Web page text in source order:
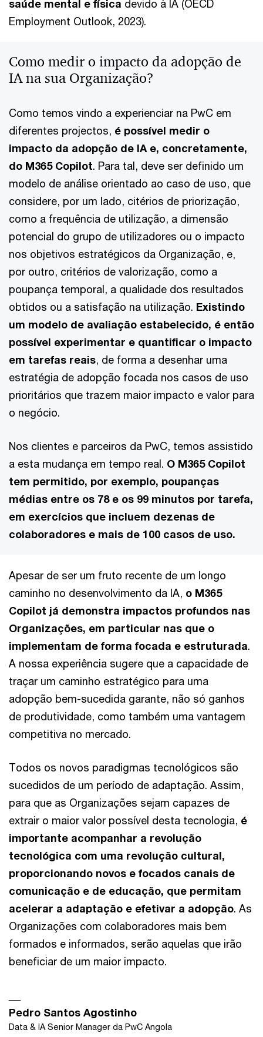
saúde mental e física devido à IA (OECD
Employment Outlook, 2023).
Como medir o impacto da adopção de
IA na sua Organização?
Como temos vindo a experienciar na PwC em
diferentes projectos, é possível medir o
impacto da adopção de IA e, concretamente,
do M365 Copilot. Para tal, deve ser definido um
modelo de análise orientado ao caso de uso, que
considere, por um lado, citérios de priorização,
como a frequência de utilização, a dimensão
potencial do grupo de utilizadores ou o impacto
nos objetivos estratégicos da Organização, e,
por outro, critérios de valorização, como a
poupança temporal, a qualidade dos resultados
obtidos ou a satisfação na utilização. Existindo
um modelo de avaliação estabelecido, é então
possível experimentar e quantificar o impacto
em tarefas reais, de forma a desenhar uma
estratégia de adopção focada nos casos de uso
prioritários que trazem maior impacto e valor para
o negócio.
Nos clientes e parceiros da PwC, temos assistido
a esta mudança em tempo real. O M365 Copilot
tem permitido, por exemplo, poupanças
médias entre os 78 e os 99 minutos por tarefa,
em exercícios que incluem dezenas de
colaboradores e mais de 100 casos de uso.
Apesar de ser um fruto recente de um longo
caminho no desenvolvimento da IA, o M365
Copilot já demonstra impactos profundos nas
Organizações, em particular nas que o
implementam de forma focada e estruturada.
A nossa experiência sugere que a capacidade de
traçar um caminho estratégico para uma
adopção bem-sucedida garante, não só ganhos
de produtividade, como também uma vantagem
competitiva no mercado.
Todos os novos paradigmas tecnológicos são
sucedidos de um período de adaptação. Assim,
para que as Organizações sejam capazes de
extrair o maior valor possível desta tecnologia, é
importante acompanhar a revolução
tecnológica com uma revolução cultural,
proporcionando novos e focados canais de
comunicação e de educação, que permitam
acelerar a adaptação e efetivar a adopção. As
Organizações com colaboradores mais bem
formados e informados, serão aquelas que irão
beneficiar de um maior impacto.
Pedro Santos Agostinho
Data & IA Senior Manager da PwC Angola